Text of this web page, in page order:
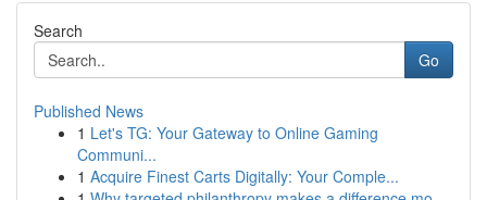
Search
Go
Published News
1 Let's TG: Your Gateway to Online Gaming
Communi...
1 Acquire Finest Carts Digitally: Your Comple...